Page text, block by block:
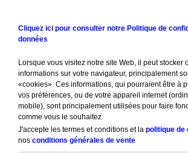
Cliquez ici pour consulter notre Politique de
données
Lorsque vous visitez notre site Web, il peut stocker
informations sur votre navigateur, principalement
«cookies». Ces informations, qui pourraient être à
vos préférences, ou de votre appareil internet
mobile), sont principalement utilisées pour faire
comme vous le souhaitez.
J'accepte les termes et conditions et lapolitique de
nos conditions générales de vente